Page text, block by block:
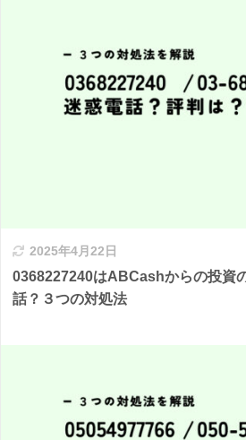
2025年4月22日
0368227240はABCashからの投資
話？３つの対処法